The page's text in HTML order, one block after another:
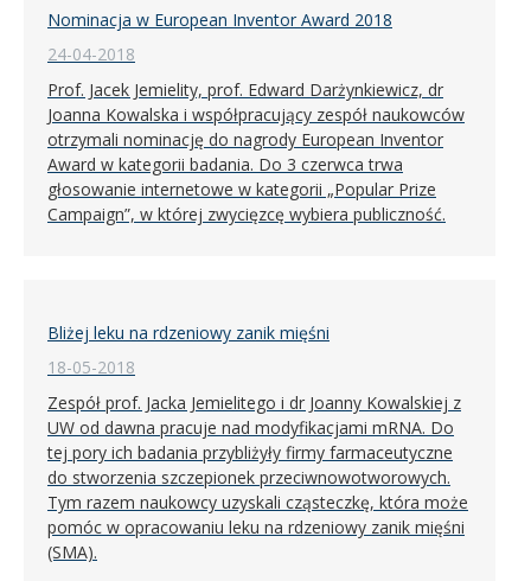
Nominacja w European Inventor Award 2018
24-04-2018
Prof. Jacek Jemielity, prof. Edward Darżynkiewicz, dr
Joanna Kowalska i współpracujący zespół naukowców
otrzymali nominację do nagrody European Inventor
Award w kategorii badania. Do 3 czerwca trwa
głosowanie internetowe w kategorii „Popular Prize
Campaign”, w której zwycięzcę wybiera publiczność.
Bliżej leku na rdzeniowy zanik mięśni
18-05-2018
Zespół prof. Jacka Jemielitego i dr Joanny Kowalskiej z
UW od dawna pracuje nad modyfikacjami mRNA. Do
tej pory ich badania przybliżyły firmy farmaceutyczne
do stworzenia szczepionek przeciwnowotworowych.
Tym razem naukowcy uzyskali cząsteczkę, która może
pomóc w opracowaniu leku na rdzeniowy zanik mięśni
(SMA).